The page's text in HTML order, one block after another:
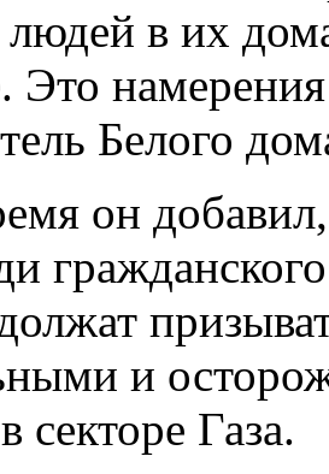
в их
Это
Белого
он
и
секторе Газа.